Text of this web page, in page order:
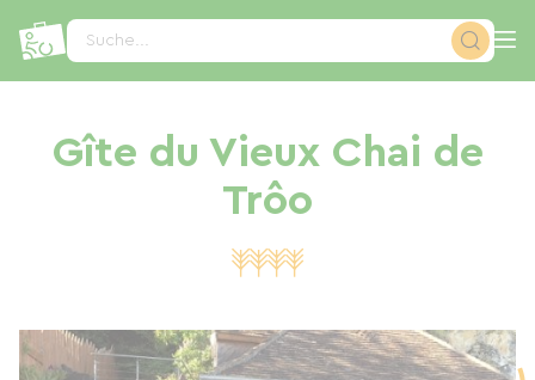
Suche...
Gîte du Vieux Chai de
Trôo
Cookie-Einstellungen